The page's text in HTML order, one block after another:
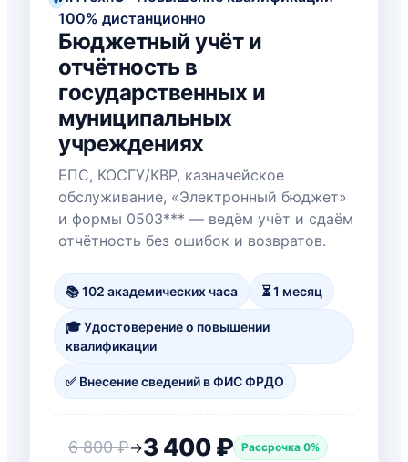
100% дистанционно
Бюджетный учёт и
отчётность в
государственных и
муниципальных
учреждениях
ЕПС, КОСГУ/КВР, казначейское
обслуживание, «Электронный бюджет»
и формы 0503*** — ведём учёт и сдаём
отчётность без ошибок и возвратов.
📚 102 академических часа ⏳ 1 месяц
🎓 Удостоверение о повышении
квалификации
✅ Внесение сведений в ФИС ФРДО
6 800 ₽→3 400 ₽ Рассрочка 0%